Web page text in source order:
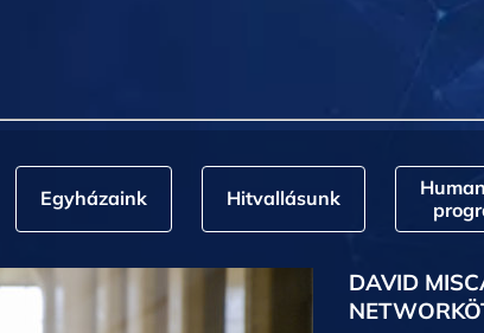
Egyházaink Hitvallásunk
DAVID